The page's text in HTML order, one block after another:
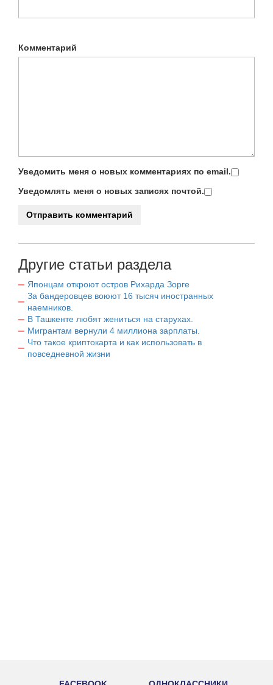
Комментарий
Уведомить меня о новых комментариях по email.
Уведомлять меня о новых записях почтой.
Другие статьи раздела
Японцам откроют остров Рихарда Зорге
За бандеровцев воюют 16 тысяч иностранных
наемников.
В Ташкенте любят жениться на старухах.
Мигрантам вернули 4 миллиона зарплаты.
Что такое криптокарта и как использовать в
повседневной жизни